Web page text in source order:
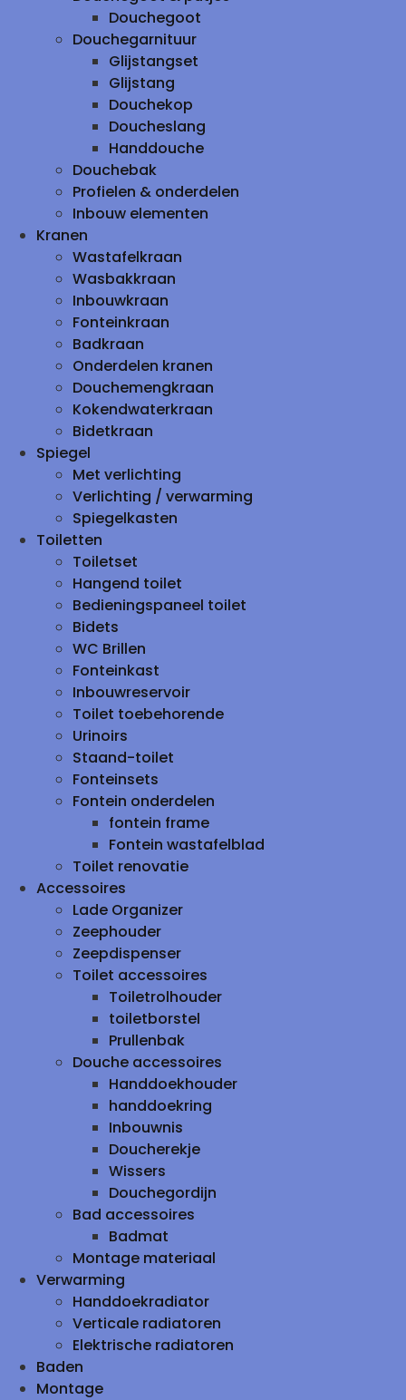
Douchegoot
Douchegarnituur
Glijstangset
Glijstang
Douchekop
Doucheslang
Handdouche
Douchebak
Profielen & onderdelen
Inbouw elementen
Kranen
Wastafelkraan
Wasbakkraan
Inbouwkraan
Fonteinkraan
Badkraan
Onderdelen kranen
Douchemengkraan
Kokendwaterkraan
Bidetkraan
Spiegel
Met verlichting
Verlichting / verwarming
Spiegelkasten
Toiletten
Toiletset
Hangend toilet
Bedieningspaneel toilet
Bidets
WC Brillen
Fonteinkast
Inbouwreservoir
Toilet toebehorende
Urinoirs
Staand-toilet
Fonteinsets
Fontein onderdelen
fontein frame
Fontein wastafelblad
Toilet renovatie
Accessoires
Lade Organizer
Zeephouder
Zeepdispenser
Toilet accessoires
Toiletrolhouder
toiletborstel
Prullenbak
Douche accessoires
Handdoekhouder
handdoekring
Inbouwnis
Doucherekje
Wissers
Douchegordijn
Bad accessoires
Badmat
Montage materiaal
Verwarming
Handdoekradiator
Verticale radiatoren
Elektrische radiatoren
Baden
Montage